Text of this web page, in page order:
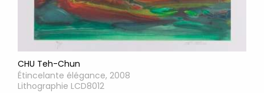
CHU Teh-Chun
Étincelante élégance, 2008
Lithographie LCD8012